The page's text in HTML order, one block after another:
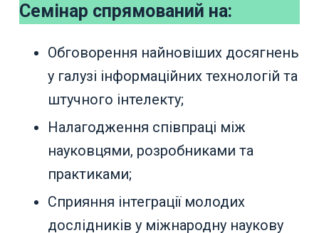
Семінар спрямований на:
Обговорення найновіших досягнень
у галузі інформаційних технологій та
штучного інтелекту;
Налагодження співпраці між
науковцями, розробниками та
практиками;
Сприяння інтеграції молодих
дослідників у міжнародну наукову